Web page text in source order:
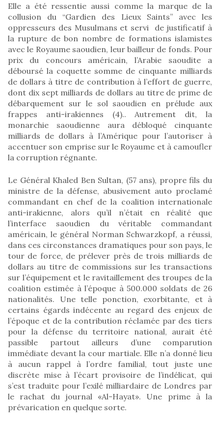
Elle a été ressentie aussi comme la marque de la
collusion du “Gardien des Lieux Saints” avec les
oppresseurs des Musulmans et servi de justificatif à
la rupture de bon nombre de formations islamistes
avec le Royaume saoudien, leur bailleur de fonds. Pour
prix du concours américain, l’Arabie saoudite a
déboursé la coquette somme de cinquante milliards
de dollars à titre de contribution à l’effort de guerre,
dont dix sept milliards de dollars au titre de prime de
débarquement sur le sol saoudien en prélude aux
frappes anti-irakiennes (4).. Autrement dit, la
monarchie saoudienne aura débloqué cinquante
milliards de dollars à l’Amérique pour l’autoriser à
accentuer son emprise sur le Royaume et à camoufler
la corruption régnante.
Le Général Khaled Ben Sultan, (57 ans), propre fils du
ministre de la défense, abusivement auto proclamé
commandant en chef de la coalition internationale
anti-irakienne, alors qu’il n’était en réalité que
l’interface saoudien du véritable commandant
américain, le général Norman Schwarzkopf, a réussi,
dans ces circonstances dramatiques pour son pays, le
tour de force, de prélever près de trois milliards de
dollars au titre de commissions sur les transactions
sur l’équipement et le ravitaillement des troupes de la
coalition estimée à l’époque à 500.000 soldats de 26
nationalités. Une telle ponction, exorbitante, et à
certains égards indécente au regard des enjeux de
l’époque et de la contribution réclamée par des tiers
pour la défense du territoire national, aurait été
passible partout ailleurs d’une comparution
immédiate devant la cour martiale. Elle n’a donné lieu
à aucun rappel à l’ordre familial, tout juste une
discrète mise à l’écart provisoire de l’indélicat, qui
s’est traduite pour l’exilé milliardaire de Londres par
le rachat du journal «Al-Hayat». Une prime à la
prévarication en quelque sorte.